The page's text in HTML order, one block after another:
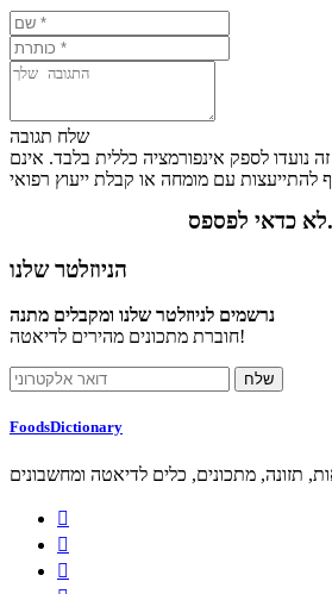
שלח תגובה
נועדו לספק אינפורמציה כללית בלבד. אינם
הניוזלטר שלנו
נרשמים לניוזלטר שלנו ומקבלים מתנה
חוברת מתכונים מהירים לדיאטה!
FoodsDictionary
תזונה, מתכונים, כלים לדיאטה ומחשבונים


